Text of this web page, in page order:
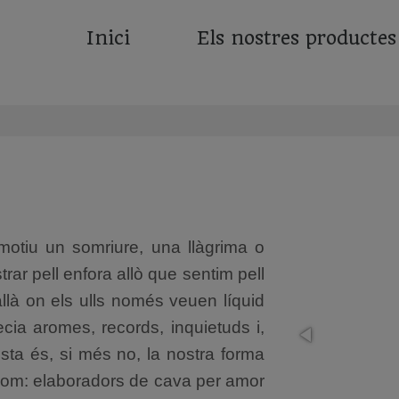
Inici Els nostres productes
un somriure, una llàgrima o
pell enfora allò que sentim pell
on els ulls només veuen líquid
aromes, records, inquietuds i,
és, si més no, la nostra forma
elaboradors de cava per amor